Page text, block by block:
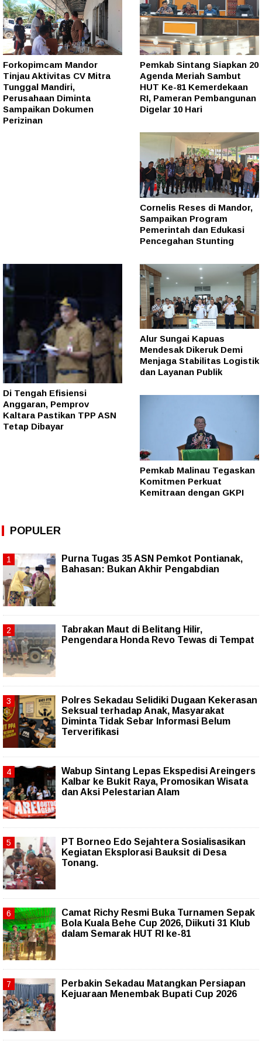
Forkopimcam Mandor
Tinjau Aktivitas CV Mitra
Tunggal Mandiri,
Perusahaan Diminta
Sampaikan Dokumen
Perizinan
Pemkab Sintang Siapkan 20
Agenda Meriah Sambut
HUT Ke-81 Kemerdekaan
RI, Pameran Pembangunan
Digelar 10 Hari
Cornelis Reses di Mandor,
Sampaikan Program
Pemerintah dan Edukasi
Pencegahan Stunting
Di Tengah Efisiensi
Anggaran, Pemprov
Kaltara Pastikan TPP ASN
Tetap Dibayar
Alur Sungai Kapuas
Mendesak Dikeruk Demi
Menjaga Stabilitas Logistik
dan Layanan Publik
Pemkab Malinau Tegaskan
Komitmen Perkuat
Kemitraan dengan GKPI
POPULER
Purna Tugas 35 ASN Pemkot Pontianak,
Bahasan: Bukan Akhir Pengabdian
Tabrakan Maut di Belitang Hilir,
Pengendara Honda Revo Tewas di Tempat
Polres Sekadau Selidiki Dugaan Kekerasan
Seksual terhadap Anak, Masyarakat
Diminta Tidak Sebar Informasi Belum
Terverifikasi
Wabup Sintang Lepas Ekspedisi Areingers
Kalbar ke Bukit Raya, Promosikan Wisata
dan Aksi Pelestarian Alam
PT Borneo Edo Sejahtera Sosialisasikan
Kegiatan Eksplorasi Bauksit di Desa
Tonang.
Camat Richy Resmi Buka Turnamen Sepak
Bola Kuala Behe Cup 2026, Diikuti 31 Klub
dalam Semarak HUT RI ke-81
Perbakin Sekadau Matangkan Persiapan
Kejuaraan Menembak Bupati Cup 2026